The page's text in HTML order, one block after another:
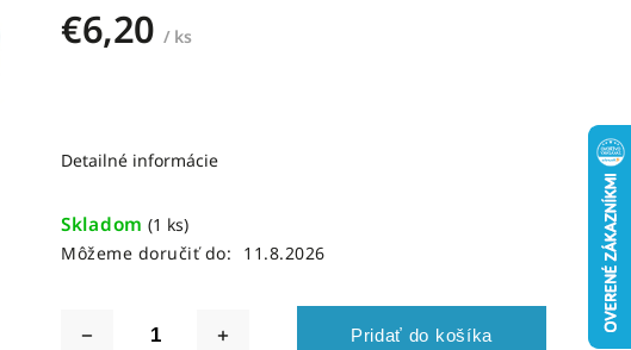
€6,20 / ks
Skladom (1 ks)
Môžeme doručiť do:
11.8.2026
Pridať do košíka
Detailné informácie